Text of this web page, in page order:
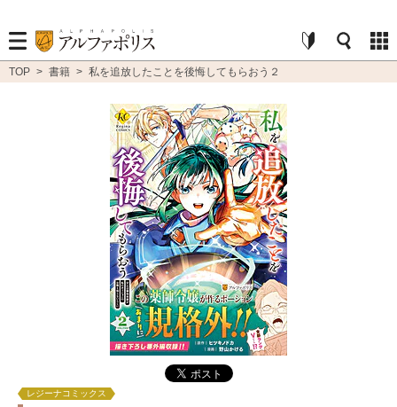
TOP > 書籍 > 私を追放したことを後悔してもらおう２
レジーナコミックス